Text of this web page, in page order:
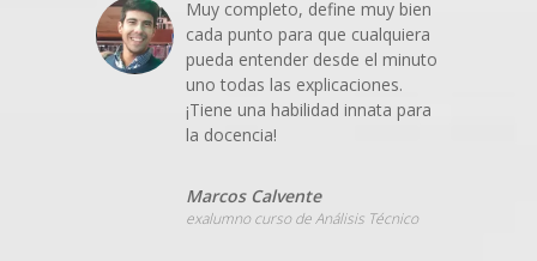
Muy completo, define muy bien
cada punto para que cualquiera
pueda entender desde el minuto
uno todas las explicaciones.
¡Tiene una habilidad innata para
la docencia!
Marcos Calvente
exalumno curso de Análisis Técnico